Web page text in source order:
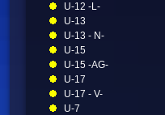
U-12 -L-
U-13
U-13 - N-
U-15
U-15 -AG-
U-17
U-17 - V-
U-7